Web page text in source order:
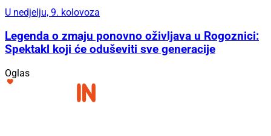
U nedjelju, 9. kolovoza
Legenda o zmaju ponovno oživljava u Rogoznici:
Spektakl koji će oduševiti sve generacije
Oglas